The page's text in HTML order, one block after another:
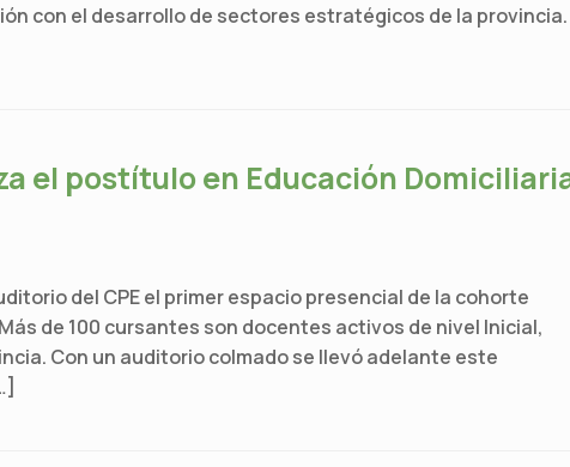
con el desarrollo de sectores estratégicos de la provincia.
el postítulo en Educación
del CPE el primer espacio presencial de la cohorte
de 100 cursantes son docentes activos de nivel Inicial,
Con un auditorio colmado se llevó adelante este